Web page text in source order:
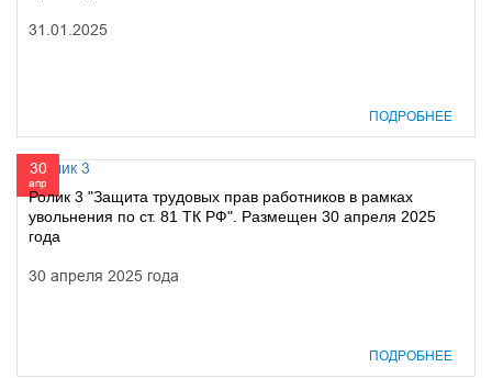
31.01.2025
ПОДРОБНЕЕ
30
апр
Ролик 3 "Защита трудовых прав работников в рамках
увольнения по ст. 81 ТК РФ". Размещен 30 апреля 2025
года
30 апреля 2025 года
ПОДРОБНЕЕ